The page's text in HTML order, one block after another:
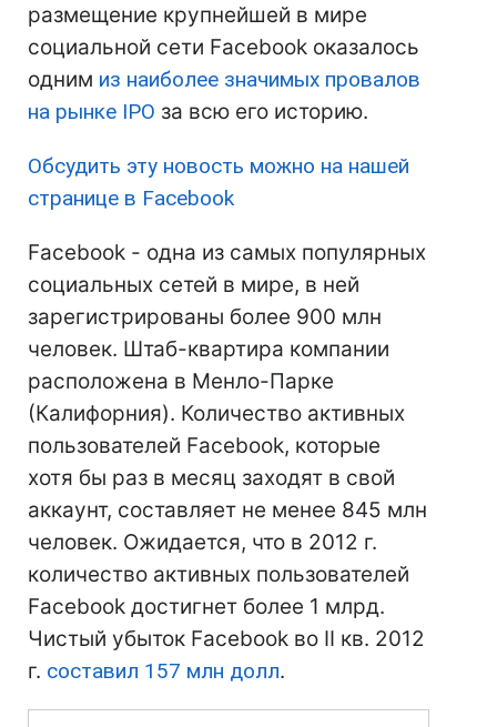
размещение крупнейшей в мире
социальной сети Facebook оказалось
одним из наиболее значимых провалов
на рынке IPO за всю его историю.
Обсудить эту новость можно на нашей
странице в Facebook
Facebook - одна из самых популярных
социальных сетей в мире, в ней
зарегистрированы более 900 млн
человек. Штаб-квартира компании
расположена в Менло-Парке
(Калифорния). Количество активных
пользователей Facebook, которые
хотя бы раз в месяц заходят в свой
аккаунт, составляет не менее 845 млн
человек. Ожидается, что в 2012 г.
количество активных пользователей
Facebook достигнет более 1 млрд.
Чистый убыток Facebook во II кв. 2012
г. составил 157 млн долл.